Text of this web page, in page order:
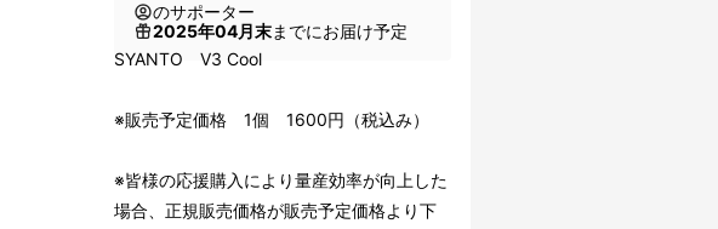
のサポーター
2025年04月末までにお届け予定
SYANTO V3 Cool
※販売予定価格 1個 1600円（税込み）
※皆様の応援購入により量産効率が向上した
場合、正規販売価格が販売予定価格より下